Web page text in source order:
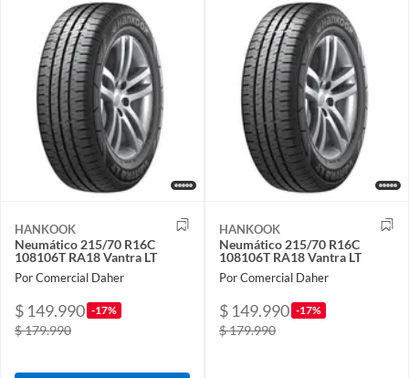
HANKOOK
Neumático 215/70 R16C
108106T RA18 Vantra LT
Por Comercial Daher
$ 149.990 -17%
$ 179.990
HANKOOK
Neumático 215/70 R16C
108106T RA18 Vantra LT
Por Comercial Daher
$ 149.990 -17%
$ 179.990